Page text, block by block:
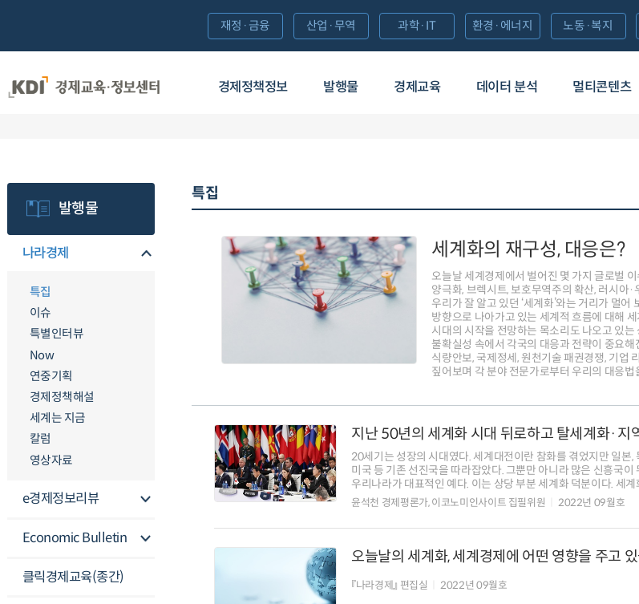
경제정책정보 발행물 경제교육 데이터 분석 멀티콘텐츠
재정·금융 산업·무역 과학·IT 환경·에너지 노동·복지
발행물
나라경제
특집
이슈
특별인터뷰
Now
연중기획
경제정책해설
세계는 지금
칼럼
영상자료
e경제정보리뷰
Economic Bulletin
클릭경제교육(종간)
특집
세계화의 재구성, 대응은?
오늘날 세계경제에서 벌어진 몇 가지 글로벌
양극화, 브렉시트, 보호무역주의 확산, 러시아
우리가 잘 알고 있던 ‘세계화’와는 거리가 멀어
방향으로 나아가고 있는 세계적 흐름에 대해 세
시대의 시작을 전망하는 목소리도 나오고 있는
불확실성 속에서 각국의 대응과 전략이 중요해
식량안보, 국제정세, 원천기술 패권경쟁, 기업
짚어보며 각 분야 전문가로부터 우리의 대응법
지난 50년의 세계화 시대 뒤로하고 탈세계화·지
20세기는 성장의 시대였다. 세계대전이란 참화를 겪었지만 일본,
미국 등 기존 선진국을 따라잡았다. 그뿐만 아니라 많은 신흥국이
우리나라가 대표적인 예다. 이는 상당 부분 세계화 덕분이다. 세계
윤석천 경제평론가, 이코노미인사이트 집필위원 2022년 09월호
오늘날의 세계화, 세계경제에 어떤 영향을 주고
『나라경제』 편집실 2022년 09월호